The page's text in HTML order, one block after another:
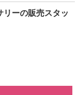
リーの販売スタッ